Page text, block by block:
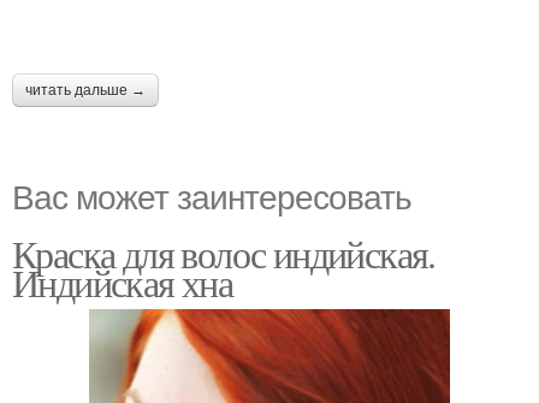
читать дальше →
Вас может заинтересовать
Краска для волос индийская.
Индийская хна